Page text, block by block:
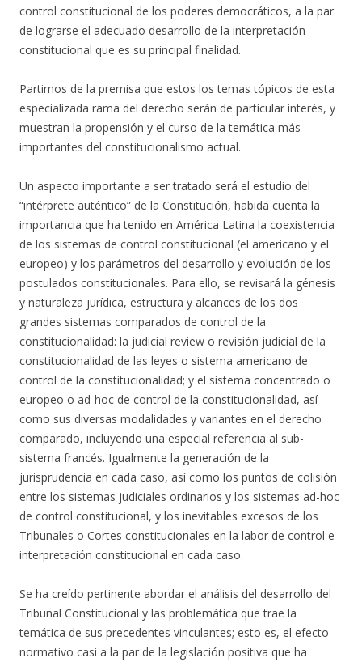
control constitucional de los poderes democráticos, a la par
de lograrse el adecuado desarrollo de la interpretación
constitucional que es su principal finalidad.
Partimos de la premisa que estos los temas tópicos de esta
especializada rama del derecho serán de particular interés, y
muestran la propensión y el curso de la temática más
importantes del constitucionalismo actual.
Un aspecto importante a ser tratado será el estudio del
“intérprete auténtico” de la Constitución, habida cuenta la
importancia que ha tenido en América Latina la coexistencia
de los sistemas de control constitucional (el americano y el
europeo) y los parámetros del desarrollo y evolución de los
postulados constitucionales. Para ello, se revisará la génesis
y naturaleza jurídica, estructura y alcances de los dos
grandes sistemas comparados de control de la
constitucionalidad: la judicial review o revisión judicial de la
constitucionalidad de las leyes o sistema americano de
control de la constitucionalidad; y el sistema concentrado o
europeo o ad-hoc de control de la constitucionalidad, así
como sus diversas modalidades y variantes en el derecho
comparado, incluyendo una especial referencia al sub-
sistema francés. Igualmente la generación de la
jurisprudencia en cada caso, así como los puntos de colisión
entre los sistemas judiciales ordinarios y los sistemas ad-hoc
de control constitucional, y los inevitables excesos de los
Tribunales o Cortes constitucionales en la labor de control e
interpretación constitucional en cada caso.
Se ha creído pertinente abordar el análisis del desarrollo del
Tribunal Constitucional y las problemática que trae la
temática de sus precedentes vinculantes; esto es, el efecto
normativo casi a la par de la legislación positiva que ha